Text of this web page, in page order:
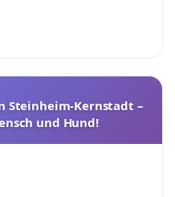
Steinheim-Kernstadt –
und Hund!